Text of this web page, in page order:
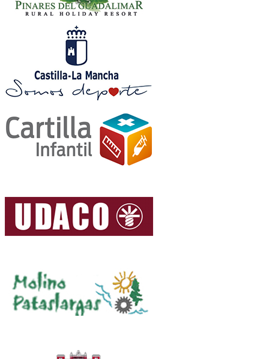
31 de diciembre de 2023) que finalicen dentro
del tiempo máximo establecido
Veterana Femenina: Mujeres de 40 a 50 años (a
31 de diciembre de 2023) que finalicen dentro
del tiempo máximo establecido
(a 31 de diciembre de 2023) que finalicen dentro
del tiempo máximo establecido
Máster Femenina: Mujeres con 51 y más años (a
del tiempo máximo establecido
Art.7; Clasificación: se establecerá teniendo en cuenta
todo el recorrido y finalicen antes del tiempo
establecido, siendo los ganadores los que acumulen
menos tiempo en completar dicho recorrido.